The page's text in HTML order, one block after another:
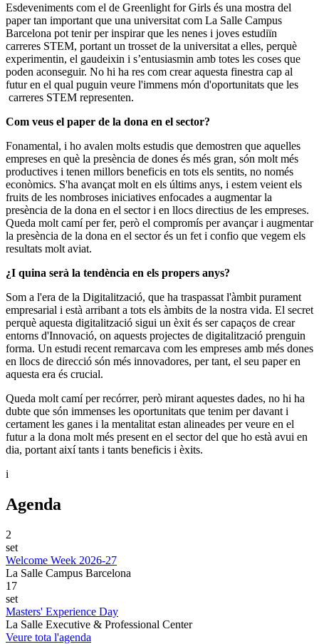
Esdeveniments com el de Greenlight for Girls és una mostra del
paper tan important que una universitat com La Salle Campus
Barcelona pot tenir per inspirar que les nenes i joves estudiïn
carreres STEM, portant un trosset de la universitat a elles, perquè
experimentin, el gaudeixin i s’entusiasmin amb totes les coses que
poden aconseguir. No hi ha res com crear aquesta finestra cap al
futur en el qual puguin veure l'immens món d'oportunitats que les
carreres STEM representen.
Com veus el paper de la dona en el sector?
Fonamental, i ho avalen molts estudis que demostren que aquelles
empreses en què la presència de dones és més gran, són molt més
productives i tenen millors beneficis en tots els sentits, no només
econòmics. S'ha avançat molt en els últims anys, i estem veient els
fruits de les nombroses iniciatives enfocades a augmentar la
presència de la dona en el sector i en llocs directius de les empreses.
Queda molt camí per fer, però el compromís per avançar i augmentar
la presència de la dona en el sector és un fet i confio que vegem els
resultats molt aviat.
¿I quina serà la tendència en els propers anys?
Som a l'era de la Digitalització, que ha traspassat l'àmbit purament
empresarial i està arribant a tots els àmbits de la nostra vida. El secret
perquè aquesta digitalització sigui un èxit és ser capaços de crear
entorns d'Innovació, on aquests projectes de digitalització prenguin
forma. Un estudi recent remarcava com les empreses amb més dones
en llocs de direcció són més innovadores, per tant, el seu paper en
aquesta era és crucial.
Queda molt camí per recórrer, però mirant aquestes dades, no hi ha
dubte que són immenses les oportunitats que tenim per davant i
certament les ganes i la mentalitat estan alineades per veure en el
futur a la dona molt més present en el sector del que ho està avui en
dia, portant així tants i tants beneficis i èxits.
i
Agenda
2
set
Welcome Week 2026-27
La Salle Campus Barcelona
17
set
Masters' Experience Day
La Salle Executive & Professional Center
Veure tota l'agenda